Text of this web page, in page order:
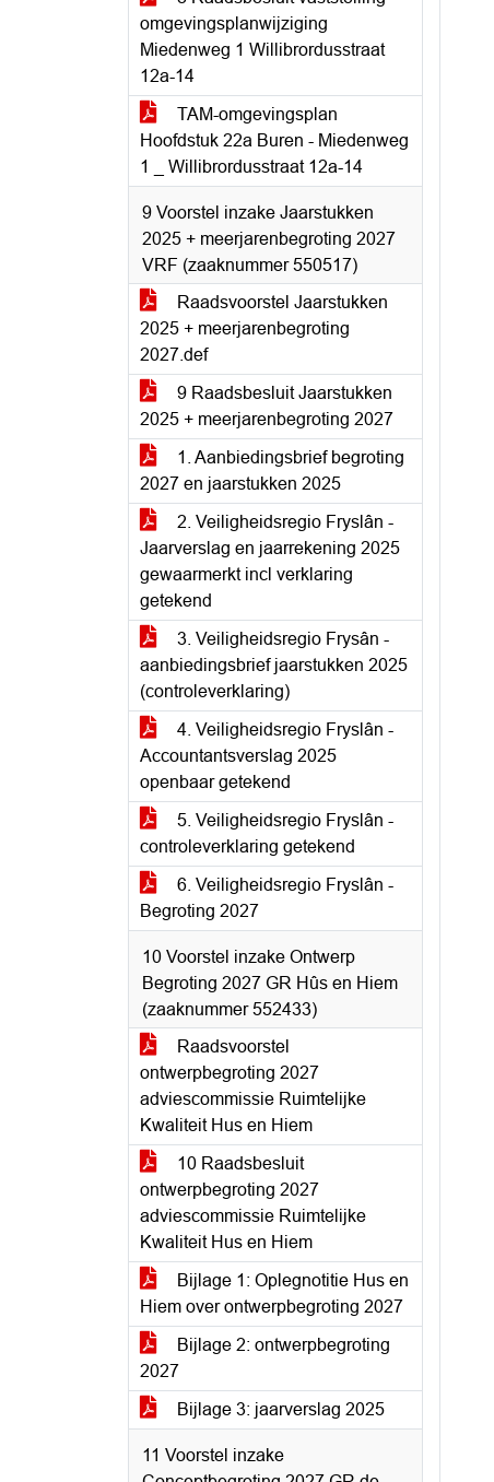
omgevingsplanwijziging
Miedenweg 1 Willibrordusstraat
12a-14
TAM-omgevingsplan
Hoofdstuk 22a Buren - Miedenweg
1 _ Willibrordusstraat 12a-14
9 Voorstel inzake Jaarstukken
2025 + meerjarenbegroting 2027
VRF (zaaknummer 550517)
Raadsvoorstel Jaarstukken
2025 + meerjarenbegroting
2027.def
9 Raadsbesluit Jaarstukken
2025 + meerjarenbegroting 2027
1. Aanbiedingsbrief begroting
2027 en jaarstukken 2025
2. Veiligheidsregio Fryslân -
Jaarverslag en jaarrekening 2025
gewaarmerkt incl verklaring
getekend
3. Veiligheidsregio Frysân -
aanbiedingsbrief jaarstukken 2025
(controleverklaring)
4. Veiligheidsregio Fryslân -
Accountantsverslag 2025
openbaar getekend
5. Veiligheidsregio Fryslân -
controleverklaring getekend
6. Veiligheidsregio Fryslân -
Begroting 2027
10 Voorstel inzake Ontwerp
Begroting 2027 GR Hûs en Hiem
(zaaknummer 552433)
Raadsvoorstel
ontwerpbegroting 2027
adviescommissie Ruimtelijke
Kwaliteit Hus en Hiem
10 Raadsbesluit
ontwerpbegroting 2027
adviescommissie Ruimtelijke
Kwaliteit Hus en Hiem
Bijlage 1: Oplegnotitie Hus en
Hiem over ontwerpbegroting 2027
Bijlage 2: ontwerpbegroting
2027
Bijlage 3: jaarverslag 2025
11 Voorstel inzake